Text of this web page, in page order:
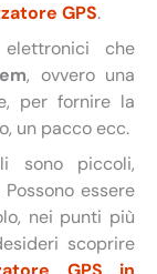
GPS.
che
, ovvero una
per fornire la
un pacco ecc.
sono piccoli,
essere
nei punti più
scoprire